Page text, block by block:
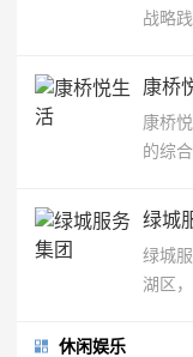
战略
康桥
康桥
的综
绿城
绿城
湖区
休闲娱乐